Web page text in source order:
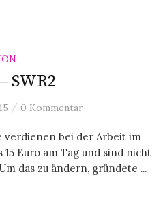
SWR2
/ 0 Kommentar
verdienen bei der Arbeit im
Euro am Tag und sind nicht
das zu ändern, gründete ...